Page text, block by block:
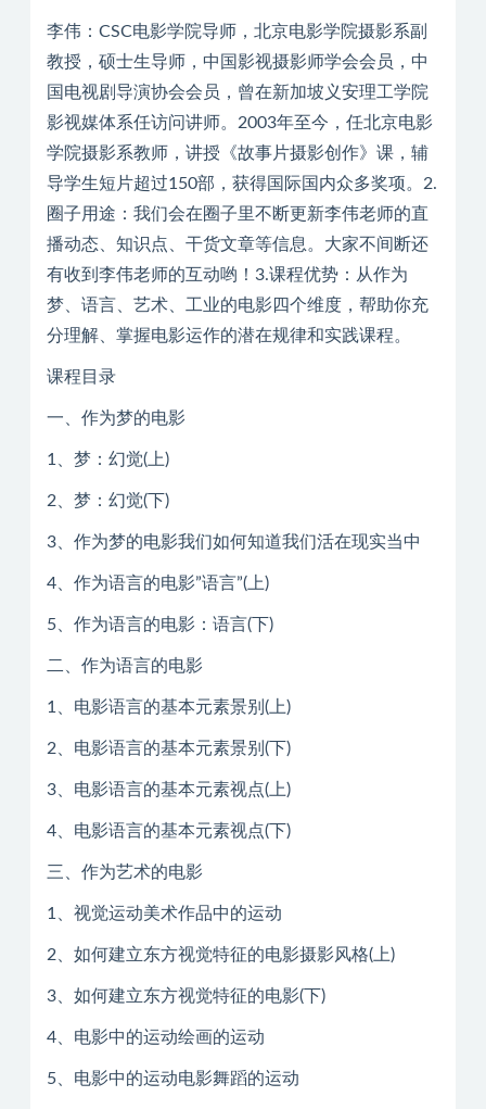
李伟：CSC电影学院导师，北京电影学院摄影系副
教授，硕士生导师，中国影视摄影师学会会员，中
国电视剧导演协会会员，曾在新加坡义安理工学院
影视媒体系任访问讲师。2003年至今，任北京电影
学院摄影系教师，讲授《故事片摄影创作》课，辅
导学生短片超过150部，获得国际国内众多奖项。2.
圈子用途：我们会在圈子里不断更新李伟老师的直
播动态、知识点、干货文章等信息。大家不间断还
有收到李伟老师的互动哟！3.课程优势：从作为
梦、语言、艺术、工业的电影四个维度，帮助你充
分理解、掌握电影运作的潜在规律和实践课程。
课程目录
一、作为梦的电影
1、梦：幻觉(上)
2、梦：幻觉(下)
3、作为梦的电影我们如何知道我们活在现实当中
4、作为语言的电影”语言”(上)
5、作为语言的电影：语言(下)
二、作为语言的电影
1、电影语言的基本元素景别(上)
2、电影语言的基本元素景别(下)
3、电影语言的基本元素视点(上)
4、电影语言的基本元素视点(下)
三、作为艺术的电影
1、视觉运动美术作品中的运动
2、如何建立东方视觉特征的电影摄影风格(上)
3、如何建立东方视觉特征的电影(下)
4、电影中的运动绘画的运动
5、电影中的运动电影舞蹈的运动